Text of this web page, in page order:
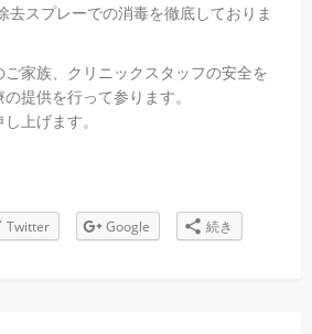
去スプレーでの消毒を徹底しておりま
家族、クリニックスタッフの安全を
提供を行って参ります。
上げます。
Twitter Google 続き